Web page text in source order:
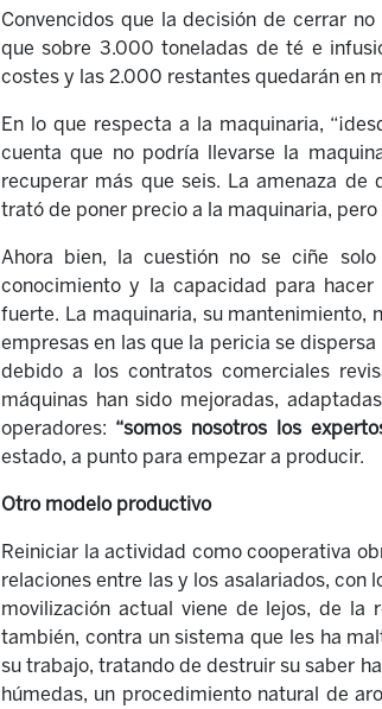
Convencidos que la decisión de cerrar
que sobre 3.000 toneladas de té e
costes y las 2.000 restantes quedarán en
En lo que respecta a la maquinaria,
cuenta que no podría llevarse la
recuperar más que seis. La amenaza de
trató de poner precio a la maquinaria,
Ahora bien, la cuestión no se ciñe
conocimiento y la capacidad para
fuerte. La maquinaria, su mantenimiento,
empresas en las que la pericia se
debido a los contratos comerciales
máquinas han sido mejoradas,
operadores: “somos nosotros los
estado, a punto para empezar a producir.
Otro modelo productivo
Reiniciar la actividad como cooperativa
relaciones entre las y los asalariados, con
movilización actual viene de lejos, de la
también, contra un sistema que les ha
su trabajo, tratando de destruir su saber
húmedas, un procedimiento natural de